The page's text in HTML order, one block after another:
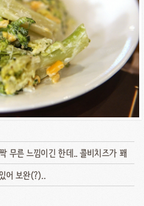
무른 느낌이긴 한데.. 콜비치즈가 꽤
어 보완(?)..